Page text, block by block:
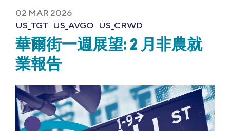
02 MAR 2026
US_TGT US_AVGO US_CRWD
華爾街一週展望: 2 月非農就
業報告